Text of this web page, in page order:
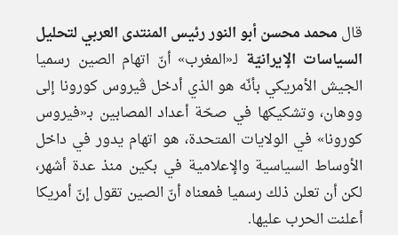
قال محمد محسن أبو النور رئيس المنتدى العربي لتحليل
السياسات الإيرانيّة لـ«المغرب» أنّ اتهام الصين رسميا
الجيش الأمريكي بأنّه هو الذي أدخل ڤيروس كورونا إلى
ووهان، وتشكيكها في صحّة أعداد المصابين بـ«فيروس
كورونا» في الولايات المتحدة، هو اتهام يدور في داخل
الأوساط السياسية والإعلامية في بكين منذ عدة أشهر،
لكن أن تعلن ذلك رسميا فمعناه أنّ الصين تقول إنّ أمريكا
أعلنت الحرب عليها.